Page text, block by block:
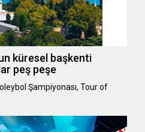
küresel başkenti
peş peşe
Şampiyonası, Tour of